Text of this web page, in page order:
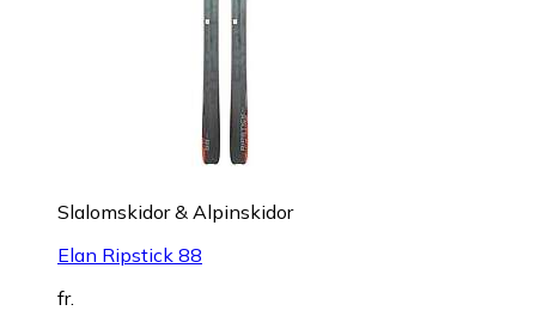
Slalomskidor & Alpinskidor
Elan Ripstick 88
fr.